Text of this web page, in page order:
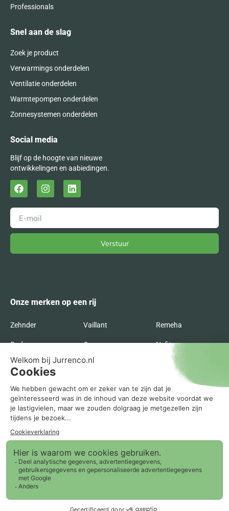
Professionals
Snel aan de slag
Zoek je product
Verwarmings onderdelen
Ventilatie onderdelen
Warmtepompen onderdelen
Zonnesystemen onderdelen
Social media
Blijf op de hoogte van nieuwe
ontwikkelingen en aabiedingen.
Verstuur
Onze merken op een rij
Zehnder Vaillant Remeha
Radson Orcon Nefit
Itho Daalderop Inventum Intergas
Bosch AWB ATAG
Agpo Ferroli
Recente blogs